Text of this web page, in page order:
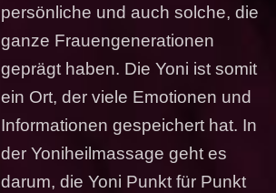
persönliche und auch solche, die
ganze Frauengenerationen
geprägt haben. Die Yoni ist somit
ein Ort, der viele Emotionen und
Informationen gespeichert hat. In
der Yoniheilmassage geht es
darum, die Yoni Punkt für Punkt